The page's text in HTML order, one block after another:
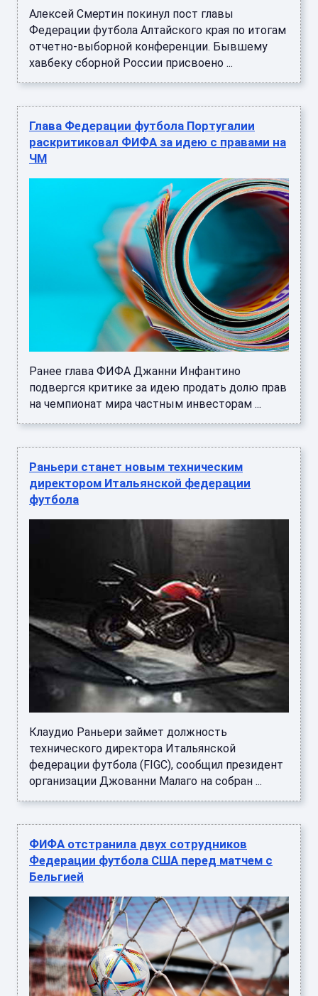
Алексей Смертин покинул пост главы
Федерации футбола Алтайского края по итогам
отчетно-выборной конференции. Бывшему
хавбеку сборной России присвоено ...
Глава Федерации футбола Португалии
раскритиковал ФИФА за идею с правами на
ЧМ
Ранее глава ФИФА Джанни Инфантино
подвергся критике за идею продать долю прав
на чемпионат мира частным инвесторам ...
Раньери станет новым техническим
директором Итальянской федерации
футбола
Клаудио Раньери займет должность
технического директора Итальянской
федерации футбола (FIGC), сообщил президент
организации Джованни Малаго на собран ...
ФИФА отстранила двух сотрудников
Федерации футбола США перед матчем с
Бельгией